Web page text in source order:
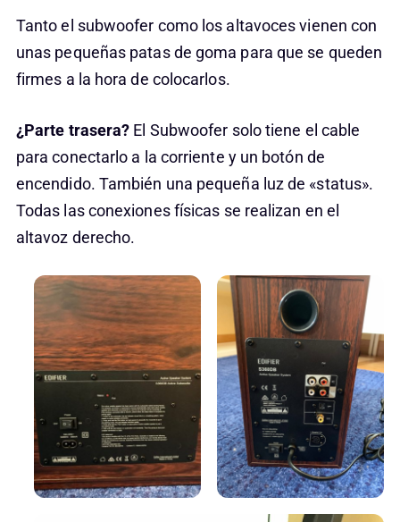
Tanto el subwoofer como los altavoces vienen con
unas pequeñas patas de goma para que se queden
firmes a la hora de colocarlos.
¿Parte trasera? El Subwoofer solo tiene el cable
para conectarlo a la corriente y un botón de
encendido. También una pequeña luz de «status».
Todas las conexiones físicas se realizan en el
altavoz derecho.